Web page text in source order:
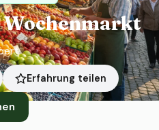
Erfahrung teilen